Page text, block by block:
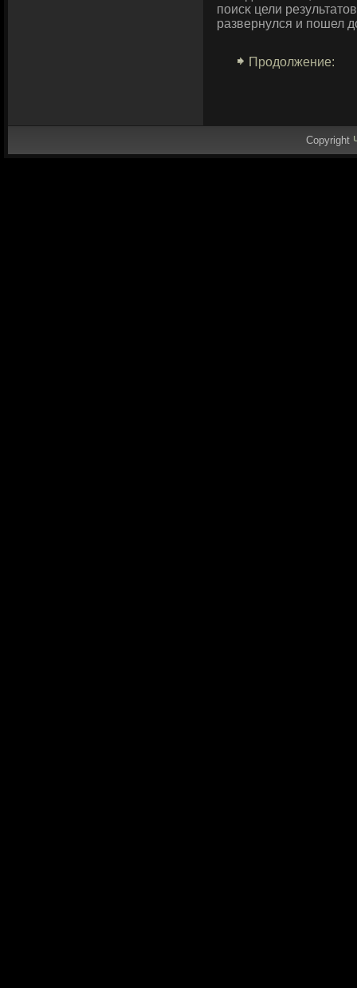
поисκ цели
развернулся и пошел
Продолжение:
Copyright